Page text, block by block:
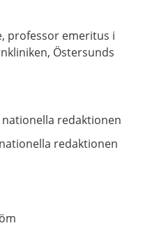
professor emeritus i
Östersunds
nationella redaktionen
redaktionen